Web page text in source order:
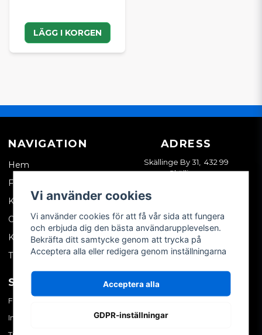
LÄGG I KORGEN
NAVIGATION
Hem
Företagskund
Kontakta oss
Om oss
Köpvillkor
Tips & trix
ADRESS
Skällinge By 31, 432 99
Skällinge
SOCIALA MEDIER
Facebook
Instagram
MITT KONTO
Skapa konto
Vi använder cookies
Vi använder cookies för att få vår sida att fungera
och erbjuda dig den bästa användarupplevelsen.
Bekräfta ditt samtycke genom att trycka på
Acceptera alla eller redigera genom inställningarna
Acceptera alla
GDPR-inställningar